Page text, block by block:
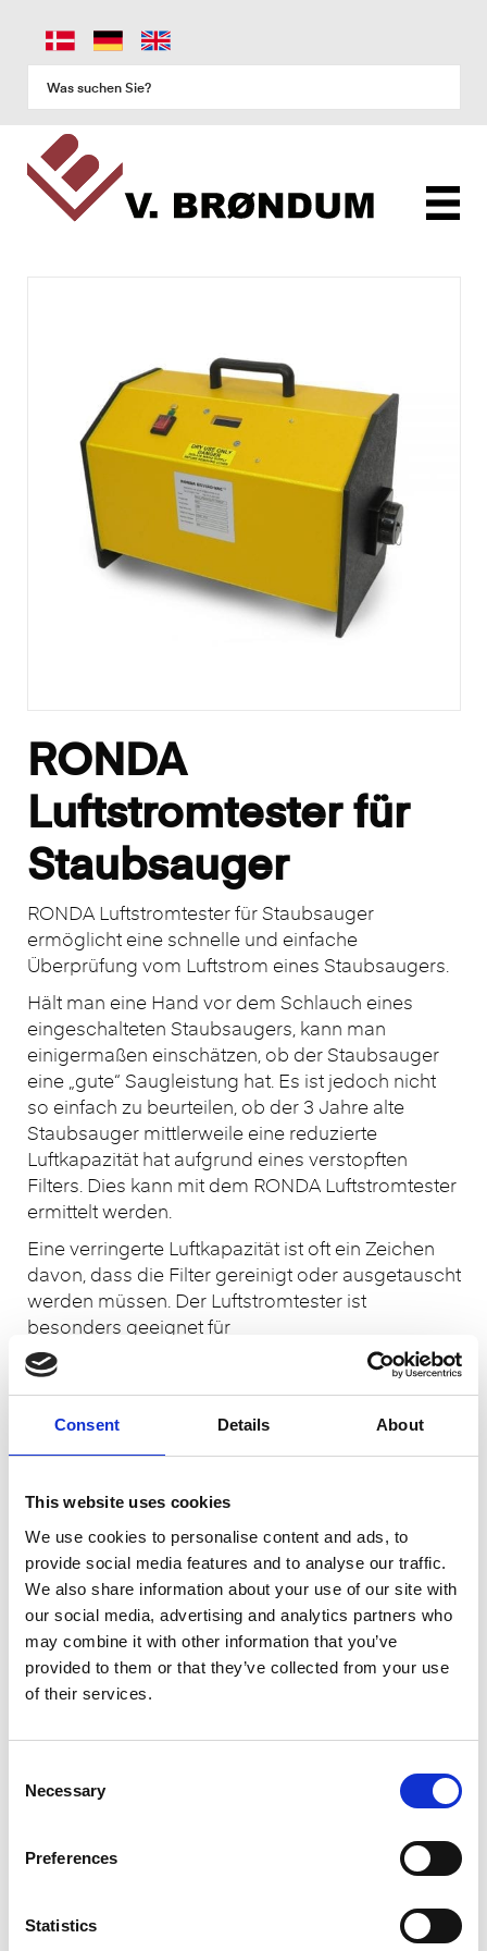
Consent Details About
This website uses cookies
We use cookies to personalise content and ads, to
provide social media features and to analyse our traffic.
We also share information about your use of our site with
our social media, advertising and analytics partners who
may combine it with other information that you’ve
provided to them or that they’ve collected from your use
of their services.
Necessary
Preferences
Statistics
RONDA
Luftstromtester für
Staubsauger
RONDA Luftstromtester für Staubsauger
ermöglicht eine schnelle und einfache
Überprüfung vom Luftstrom eines Staubsaugers.
Hält man eine Hand vor dem Schlauch eines
eingeschalteten Staubsaugers, kann man
einigermaßen einschätzen, ob der Staubsauger
eine „gute“ Saugleistung hat. Es ist jedoch nicht
so einfach zu beurteilen, ob der 3 Jahre alte
Staubsauger mittlerweile eine reduzierte
Luftkapazität hat aufgrund eines verstopften
Filters. Dies kann mit dem RONDA Luftstromtester
ermittelt werden.
Eine verringerte Luftkapazität ist oft ein Zeichen
davon, dass die Filter gereinigt oder ausgetauscht
werden müssen. Der Luftstromtester ist
besonders geeignet für
ElektroreparaturWerkstätte, Verleihunternehmen
oder andere Unternehmen, die Staubsauger im
Messprobe ausgestattet. Der Anschluss an den
Bajonett-Kupplung.
Überprüft den Luftstrom von allen
Staubsaugern
Robustes Design
Niedrige Gewicht – transportabel
Einfache Bedienung
Zubehör lieferbar